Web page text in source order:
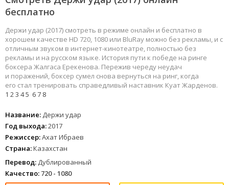
бесплатно
Держи удар (2017) смотреть в режиме онлайн и бесплатно в
хорошем качестве HD 720, 1080 или BluRay можно без рекламы, и с
отличным звуком в интернет-кинотеатре, полностью без
рекламы и на русском языке. История пути к победе на ринге
боксера Жалгаса Ерекенова. Пережив череду неудач
и поражений, боксер сумел снова вернуться на ринг, когда
его стал тренировать справедливый наставник Куат Жарденов.
1 23 45 67 8
Название: Держи удар
Год выхода:2017
Режиссер:Ахат Ибраев
Страна:Казахстан
Перевод: Дублированный
Качество: 720 - 1080